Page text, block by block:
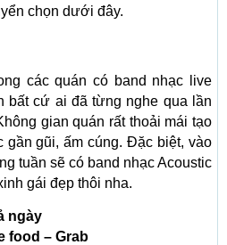
chọn dưới đây.
các quán có band nhạc live
bất cứ ai đã từng nghe qua lần
gian quán rất thoải mái tạo
gần gũi, ấm cúng. Đặc biệt, vào
tuần sẽ có band nhạc Acoustic
gái đẹp thôi nha.
ngày
food – Grab